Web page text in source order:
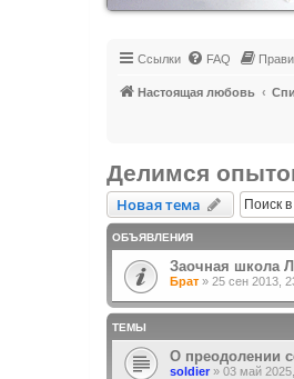
Ссылки FAQ
Настоящая любовь
Делимся
Новая тема
Новаятема
ОБЪЯВЛЕНИЯ
Заочная школа
Брат » 25 сен 2013,
ТЕМЫ
О преодолении
soldier » 03 май